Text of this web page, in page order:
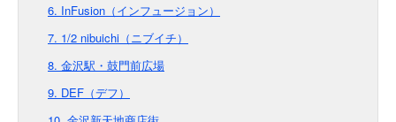
6. InFusion（インフュージョン）
7. 1/2 nibuichi（ニブイチ）
8. 金沢駅・鼓門前広場
9. DEF（デフ）